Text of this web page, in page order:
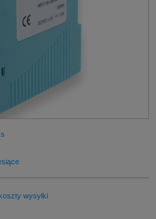
wysyłki